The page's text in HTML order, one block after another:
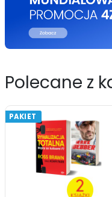
Polecane z
PAKIET